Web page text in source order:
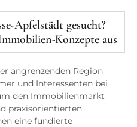
Apfelstädt gesucht?
Konzepte aus
angrenzenden Region
und Interessenten bei
den Immobilienmarkt
praxisorientierten
eine fundierte